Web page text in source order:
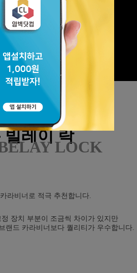
캠프
CAMP
빌레이 락
LOCK
라비너로 적극 추천합니다.
장치 부분이 조금씩 차이가 있지만
랜드 카라비너보다 퀄리티가 우수합니다.